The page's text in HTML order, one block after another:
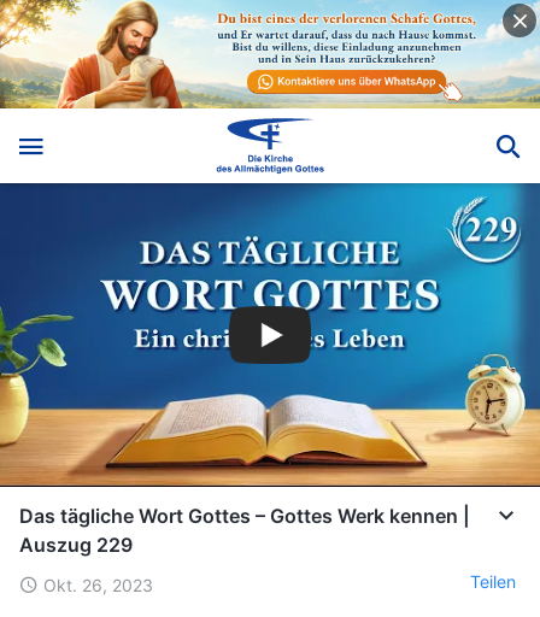
Das tägliche Wort Gottes – Gottes Werk kennen |
Auszug 229
Okt. 26, 2023 Teilen